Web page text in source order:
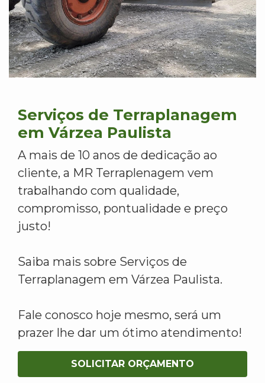
Serviços de Terraplanagem
em Várzea Paulista
A mais de 10 anos de dedicação ao
cliente, a MR Terraplenagem vem
trabalhando com qualidade,
compromisso, pontualidade e preço
justo!
Saiba mais sobre Serviços de
Terraplanagem em Várzea Paulista.
Fale conosco hoje mesmo, será um
prazer lhe dar um ótimo atendimento!
SOLICITAR ORÇAMENTO